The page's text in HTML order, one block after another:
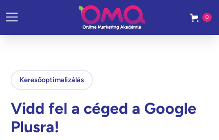
0
Keresőoptimalizálás
Vidd fel a céged a Google
Plusra!